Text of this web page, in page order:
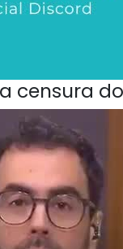
censura